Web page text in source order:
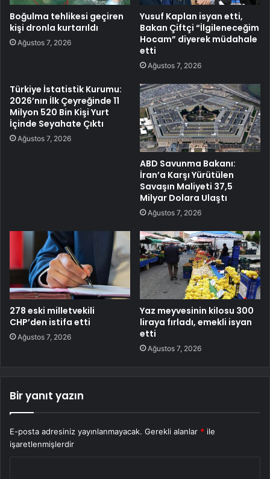
Boğulma tehlikesi geçiren
kişi dronla kurtarıldı
Ağustos 7, 2026
Yusuf Kaplan isyan etti,
Bakan Çiftçi “İlgileneceğim
Hocam” diyerek müdahale
etti
Ağustos 7, 2026
Türkiye İstatistik Kurumu:
2026’nın İlk Çeyreğinde 11
Milyon 520 Bin Kişi Yurt
İçinde Seyahate Çıktı
Ağustos 7, 2026
ABD Savunma Bakanı:
İran’a Karşı Yürütülen
Savaşın Maliyeti 37,5
Milyar Dolara Ulaştı
Ağustos 7, 2026
278 eski milletvekili
CHP’den istifa etti
Ağustos 7, 2026
Yaz meyvesinin kilosu 300
liraya fırladı, emekli isyan
etti
Ağustos 7, 2026
Bir yanıt yazın
E-posta adresiniz yayınlanmayacak. Gerekli alanlar * ile
işaretlenmişlerdir